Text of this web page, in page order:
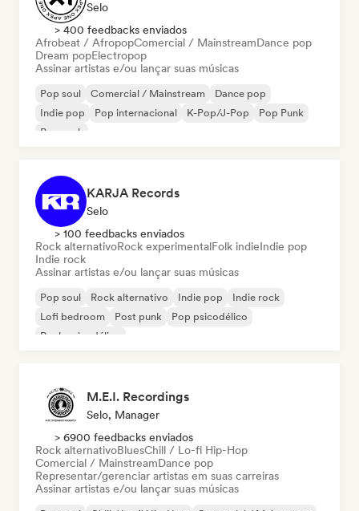
Selo
> 400 feedbacks enviados
Afrobeat / AfropopComercial / MainstreamDance pop
Dream popElectropop
Assinar artistas e/ou lançar suas músicas
Pop soul Comercial / Mainstream
Dance pop
Indie pop
Pop internacional K-Pop/J-Pop
Pop Punk
Pop rock
KARJA Records
Selo
> 100 feedbacks enviados
Rock alternativoRock experimentalFolk indieIndie pop
Indie rock
Assinar artistas e/ou lançar suas músicas
Pop soul Rock alternativo Indie pop
Indie rock
Lofi bedroom
Post punk
Pop psicodélico
Rock psicodélico
M.E.I. Recordings
Selo, Manager
> 6900 feedbacks enviados
Rock alternativoBluesChill / Lo-fi Hip-Hop
Comercial / MainstreamDance pop
Representar/gerenciar artistas em suas carreiras
Assinar artistas e/ou lançar suas músicas